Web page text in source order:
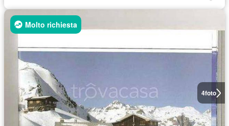
4foto
Molto richiesta